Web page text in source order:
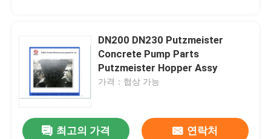
DN200 DN230 Putzmeister
Concrete Pump Parts
Putzmeister Hopper Assy
가격：협상 가능
최고의 가격 연락처